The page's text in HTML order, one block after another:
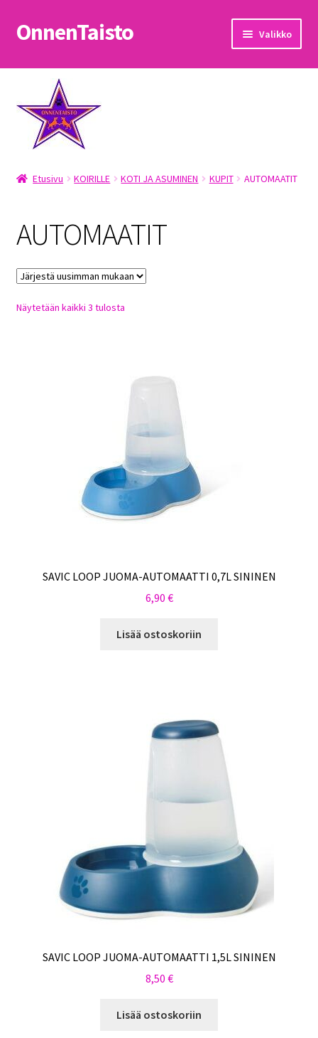
Siirry
navigointiin
Siirry
sisältöön
OnnenTaisto Valikko
Etusivu
Kassa
Oma tili
OnnenTaisto
Etusivu KOIRILLE KOTI JA ASUMINEN KUPIT AUTOMAATIT
AUTOMAATIT
Näytetään kaikki 3 tulostaSorted
SAVIC LOOP JUOMA-AUTOMAATTI 0,7L SININEN
6,90 €
Lisää ostoskoriin
SAVIC LOOP JUOMA-AUTOMAATTI 1,5L SININEN
8,50 €
Lisää ostoskoriin